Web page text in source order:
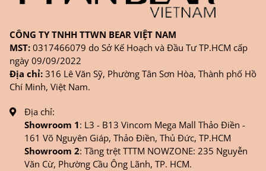
CÔNG TY TNHH TTWN BEAR VIỆT NAM
MST: 0317466079 do Sở Kế Hoạch và Đầu Tư TP.HCM cấp
ngày 09/09/2022
Địa chỉ: 316 Lê Văn Sỹ, Phường Tân Sơn Hòa, Thành phố Hồ
Chí Minh, Việt Nam.
Địa chỉ:
Showroom 1: L3 - B13 Vincom Mega Mall Thảo Điền -
161 Võ Nguyên Giáp, Thảo Điền, Thủ Đức, TP.HCM
Showroom 2: Tầng trệt TTTM NOWZONE: 235 Nguyễn
Văn Cừ, Phường Cầu Ông Lãnh, TP. HCM.